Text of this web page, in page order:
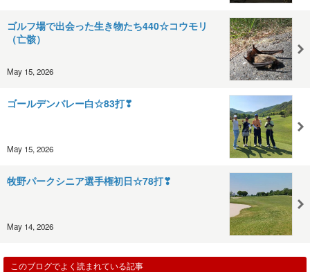
ゴルフ場で出会った生き物たち440☆コウモリ
（亡骸）
May 15, 2026
ゴールデンバレー白☆83打❣
May 15, 2026
牧野パークシニア選手権初日☆78打❣
May 14, 2026
このブログでよく読まれている記事